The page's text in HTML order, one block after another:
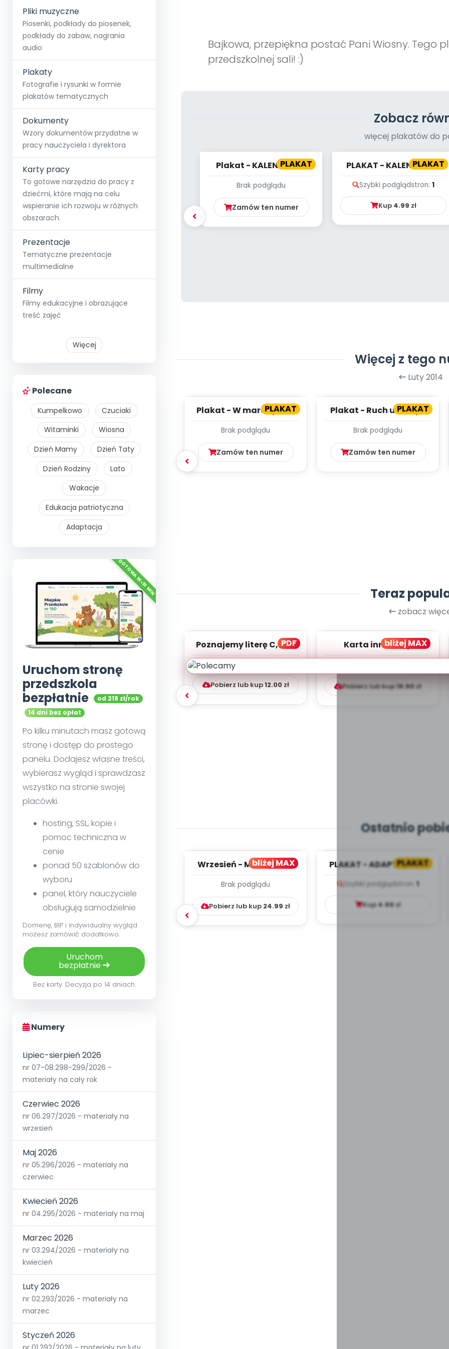
Pliki muzyczne
Piosenki, podkłady do piosenek,
podkłady do zabaw, nagrania
audio
Plakaty
Fotografie i rysunki w formie
plakatów tematycznych
Dokumenty
Wzory dokumentów przydatne w
pracy nauczyciela i dyrektora
Karty pracy
To gotowe narzędzia do pracy z
dziećmi, które mają na celu
wspieranie ich rozwoju w różnych
obszarach.
Prezentacje
Tematyczne prezentacje
multimedialne
Filmy
Filmy edukacyjne i obrazujące
treść zajęć
Więcej
Polecane
Kumpelkowo
Czuciaki
Witaminki
Wiosna
Dzień Mamy
Dzień Taty
Dzień Rodziny
Lato
Wakacje
Edukacja patriotyczna
Adaptacja
Uruchom stronę
przedszkola
bezpłatnie
od 218 zł/rok
14 dni bez opłat
Po kilku minutach masz gotową
stronę i dostęp do prostego
panelu. Dodajesz własne treści,
wybierasz wygląd i sprawdzasz
wszystko na stronie swojej
placówki.
hosting, SSL, kopie i
pomoc techniczna w
cenie
ponad 50 szablonów do
wyboru
panel, który nauczyciele
obsługują samodzielnie
Domenę, BIP i indywidualny wygląd
możesz zamówić dodatkowo.
Uruchom
bezpłatnie
Bez karty. Decyzja po 14 dniach.
Numery
Lipiec-sierpień 2026
nr 07-08.298-299/2026 -
materiały na cały rok
Czerwiec 2026
nr 06.297/2026 - materiały na
wrzesień
Maj 2026
nr 05.296/2026 - materiały na
czerwiec
Kwiecień 2026
nr 04.295/2026 - materiały na maj
Marzec 2026
nr 03.294/2026 - materiały na
kwiecień
Luty 2026
nr 02.293/2026 - materiały na
marzec
Styczeń 2026
Bajkowa, przepiękna postać Pani Wiosny. Tego
przedszkolnej sali! :)
Zobacz
więcej plakatów do
PLAKAT
Plakat - KALENDARZ -
Brak podglądu
Zamów ten numer
PLAKAT
PLAKAT - KALENDARZ -
Szybki podglądstron: 1
Kup 4.99 zł
Więcej z tego
Luty 2014
PLAKAT
Plakat - W marcu jak w
Brak podglądu
Zamów ten numer
PLAKAT
Plakat - Ruch uliczny -
Brak podglądu
Zamów ten numer
Teraz
zobacz
PDF
Poznajemy literę C, cz. 1
(PD)
Szybki podgląd
Pobierz lub kup12.00zł
bliżej MAX
Karta innowacji
pedagogicznej -
Pobierz lub kup 19.90 zł
Ostatnio
bliżej MAX
Wrzesień - MIESIĘCZNY
WYCHOWAWCZO –
DYDAKTYC...
Brak podglądu
Pobierz lub kup 24.99 zł
PLAKAT
PLAKAT - ADAPTACJA -
Szybki podglądstron: 1
Kup4.99zł